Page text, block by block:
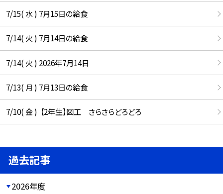
7/15( 水 ) 7月15日の給食
7/14( 火 ) 7月14日の給食
7/14( 火 ) 2026年7月14日
7/13( 月 ) 7月13日の給食
7/10( 金 ) 【2年生】図工 さらさらどろどろ
過去記事
2026年度